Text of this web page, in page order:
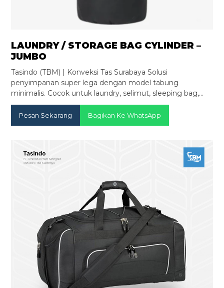
LAUNDRY / STORAGE BAG CYLINDER –
JUMBO
Tasindo (TBM) | Konveksi Tas Surabaya Solusi
penyimpanan super lega dengan model tabung
minimalis. Cocok untuk laundry, selimut, sleeping bag,…
Pesan Sekarang Bagikan Ke WhatsApp